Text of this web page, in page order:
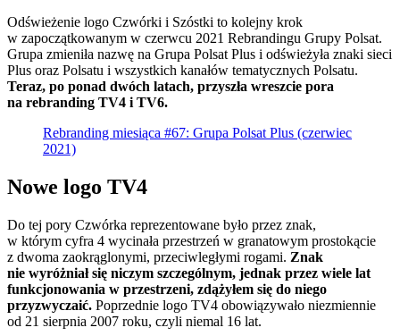
Odświeżenie logo Czwórki i Szóstki to kolejny krok
w zapoczątkowanym w czerwcu 2021 Rebrandingu Grupy Polsat.
Grupa zmieniła nazwę na Grupa Polsat Plus i odświeżyła znaki sieci
Plus oraz Polsatu i wszystkich kanałów tematycznych Polsatu.
Teraz, po ponad dwóch latach, przyszła wreszcie pora
na rebranding TV4 i TV6.
Rebranding miesiąca #67: Grupa Polsat Plus (czerwiec
2021)
Nowe logo TV4
Do tej pory Czwórka reprezentowane było przez znak,
w którym cyfra 4 wycinała przestrzeń w granatowym prostokącie
z dwoma zaokrąglonymi, przeciwległymi rogami. Znak
nie wyróżniał się niczym szczególnym, jednak przez wiele lat
funkcjonowania w przestrzeni, zdążyłem się do niego
przyzwyczaić. Poprzednie logo TV4 obowiązywało niezmiennie
od 21 sierpnia 2007 roku, czyli niemal 16 lat.